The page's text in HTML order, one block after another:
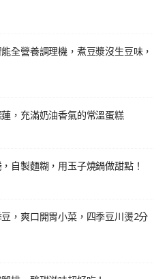
能全營養調理機，煮豆漿沒生豆味，
蓮，充滿奶油香氣的常溫蛋糕
，自製麵糊，用玉子燒鍋做甜點！
豆，爽口開胃小菜，四季豆川燙2分